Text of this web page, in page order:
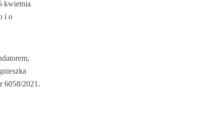
kwietnia
i o
6058/2021.